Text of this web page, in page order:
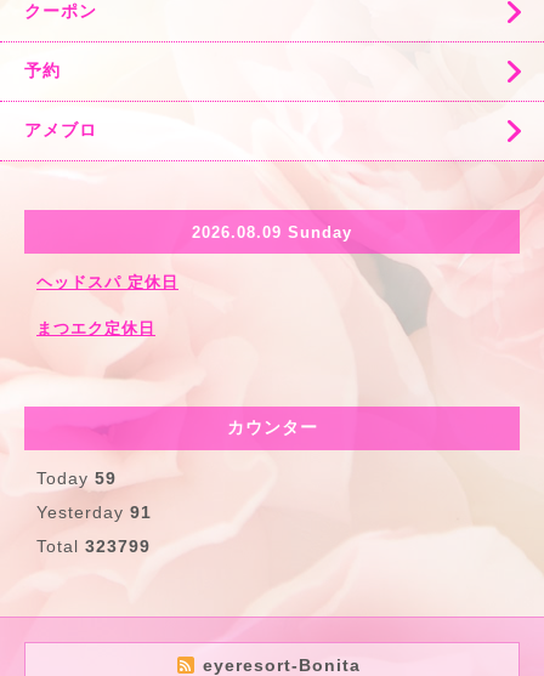
クーポン
予約
アメブロ
2026.08.09 Sunday
ヘッドスパ 定休日
まつエク定休日
カウンター
Today 59
Yesterday 91
Total 323799
eyeresort-Bonita